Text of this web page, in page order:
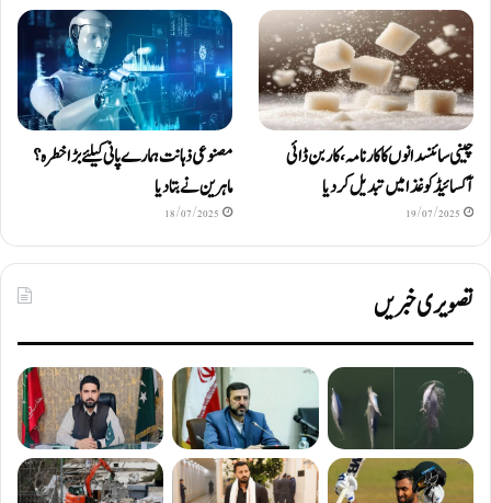
چینی سائنسدانوں کا کارنامہ، کاربن ڈائی
آکسائیڈ کو غذا میں تبدیل کردیا
19/07/2025
مصنوعی ذہانت ہمارے پانی کیلئے بڑا خطرہ؟
ماہرین نے بتا دیا
18/07/2025
تصویری خبریں